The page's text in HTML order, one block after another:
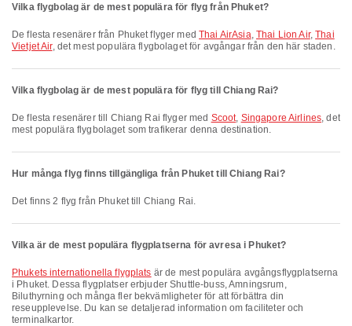
Vilka flygbolag är de mest populära för flyg från Phuket?
De flesta resenärer från Phuket flyger medThai AirAsia, Thai Lion Air,Thai
Vietjet Air, det mest populära flygbolaget för avgångar från den här staden.
Vilka flygbolag är de mest populära för flyg till Chiang Rai?
De flesta resenärer till Chiang Rai flyger med Scoot, Singapore Airlines, det
mest populära flygbolaget som trafikerar denna destination.
Hur många flyg finns tillgängliga från Phuket till Chiang Rai?
Det finns 2 flyg från Phuket till Chiang Rai.
Vilka är de mest populära flygplatserna för avresa i Phuket?
Phukets internationella flygplats är de mest populära avgångsflygplatserna
i Phuket. Dessa flygplatser erbjuder Shuttle-buss, Amningsrum,
Biluthyrning och många fler bekvämligheter för att förbättra din
reseupplevelse. Du kan se detaljerad information om faciliteter och
terminalkartor.